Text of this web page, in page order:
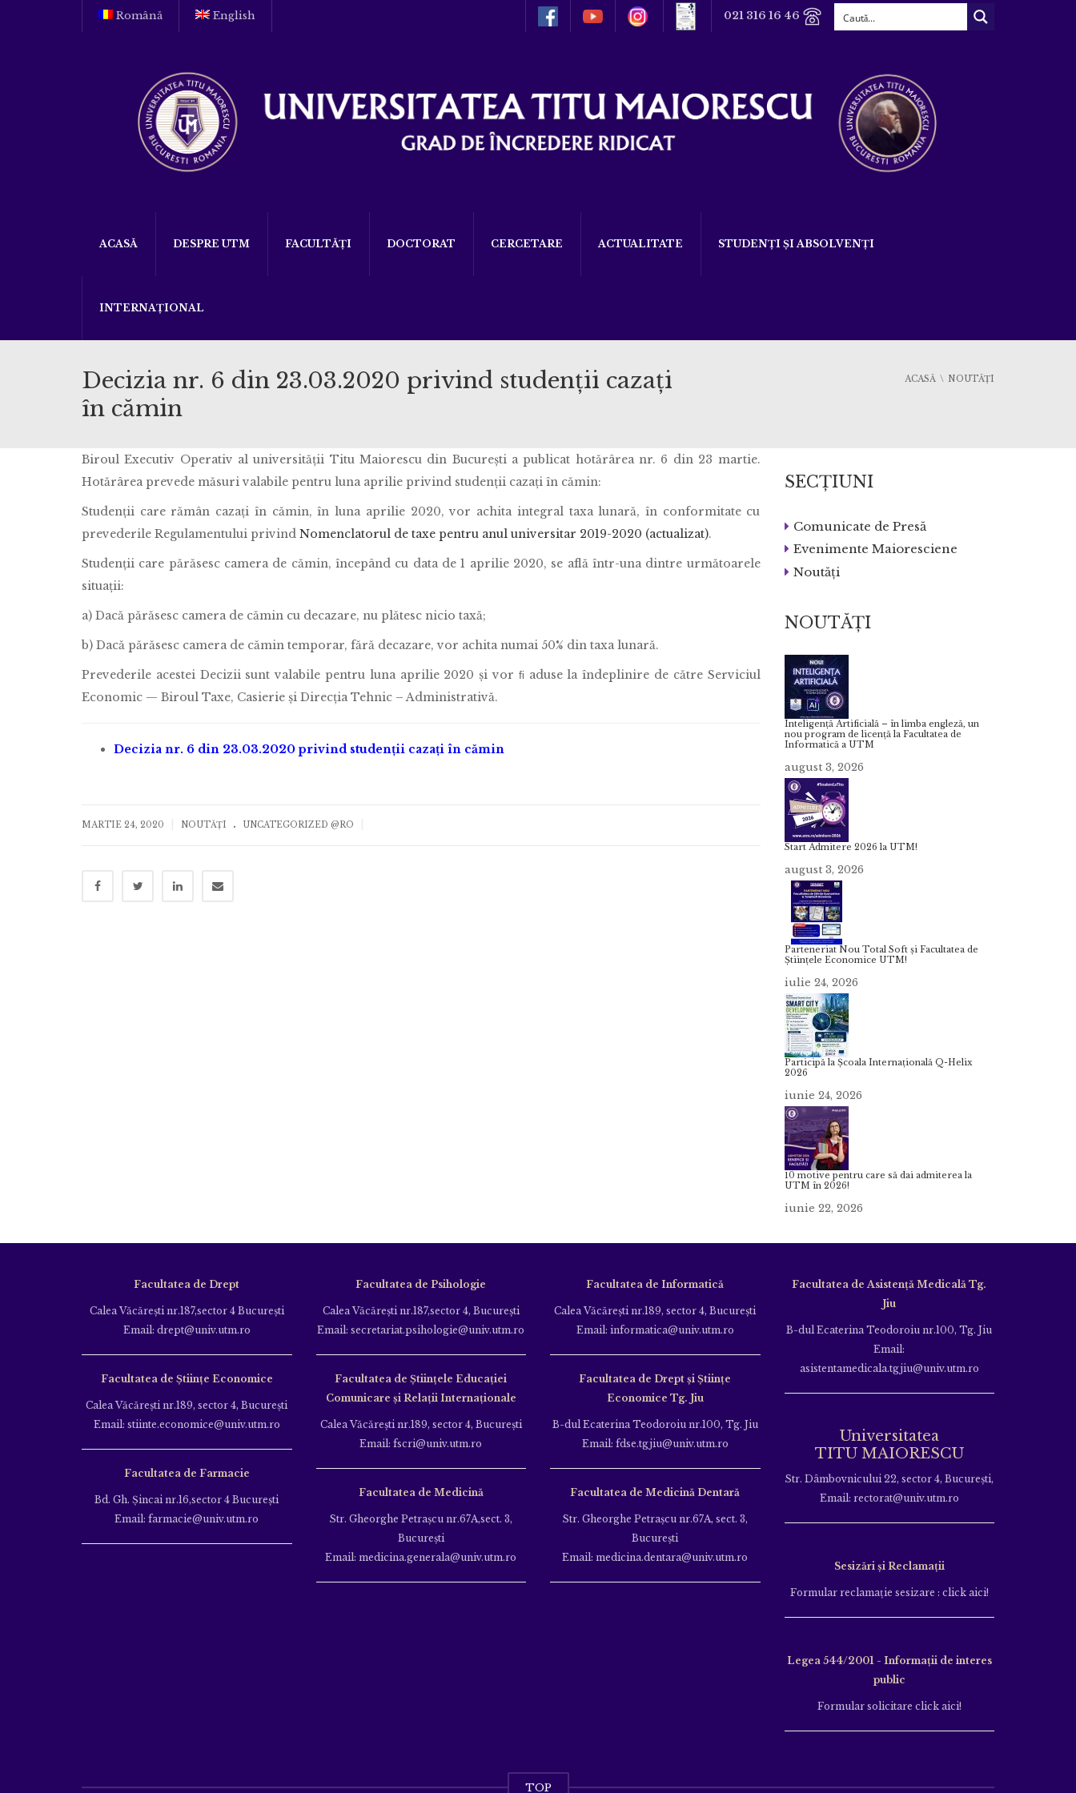
Română English 021 316 16 46
ACASĂ DESPRE UTM FACULTĂȚI DOCTORAT CERCETARE ACTUALITATE STUDENȚI ȘI ABSOLVENȚI
INTERNAȚIONAL
Decizia nr. 6 din 23.03.2020 privind studenții cazați
în cămin
ACASĂ NOUTĂȚI
Biroul Executiv Operativ al universităţii Titu Maiorescu din Bucureşti a publicat hotărârea nr. 6 din 23 martie.
Hotărârea prevede măsuri valabile pentru luna aprilie privind studenții cazați în cămin:
Studenții care rămân cazați în cămin, în luna aprilie 2020, vor achita integral taxa lunară, în conformitate cu
prevederile Regulamentului privind Nomenclatorul de taxe pentru anul universitar 2019-2020 (actualizat).
Studenții care părăsesc camera de cămin, începând cu data de 1 aprilie 2020, se află într-una dintre următoarele
situații:
a) Dacă părăsesc camera de cămin cu decazare, nu plătesc nicio taxă;
b) Dacă părăsesc camera de cămin temporar, fără decazare, vor achita numai 50% din taxa lunară.
Prevederile acestei Decizii sunt valabile pentru luna aprilie 2020 și vor ﬁ aduse la îndeplinire de către Serviciul
Economic — Biroul Taxe, Casierie și Direcția Tehnic – Administrativă.
Decizia nr. 6 din 23.03.2020 privind studenții cazați în cămin
MARTIE 24, 2020 NOUTĂȚI . UNCATEGORIZED @RO
SECȚIUNI
Comunicate de Presă
Evenimente Maioresciene
Noutăți
NOUTĂȚI
Inteligență Artificială – în limba engleză, un
nou program de licență la Facultatea de
Informatică a UTM
august 3, 2026
Start Admitere 2026 la UTM!
august 3, 2026
Parteneriat Nou Total Soft și Facultatea de
Științele Economice UTM!
iulie 24, 2026
Participă la Școala Internațională Q-Helix
2026
iunie 24, 2026
10 motive pentru care să dai admiterea la
UTM în 2026!
iunie 22, 2026
Facultatea de Drept
Calea Văcăreşti nr.187,sector 4 Bucureşti
Email: drept@univ.utm.ro
Facultatea de Științe Economice
Calea Văcăreşti nr.189, sector 4, Bucureşti
Email: stiinte.economice@univ.utm.ro
Facultatea de Farmacie
Bd. Gh. Şincai nr.16,sector 4 Bucureşti
Email: farmacie@univ.utm.ro
Facultatea de Psihologie
Calea Văcăreşti nr.187,sector 4, Bucureşti
Email: secretariat.psihologie@univ.utm.ro
Facultatea de Ştiinţele Educației
Comunicare și Relații Internaționale
Calea Văcăreşti nr.189, sector 4, Bucureşti
Email: fscri@univ.utm.ro
Facultatea de Medicină
Str. Gheorghe Petraşcu nr.67A,sect. 3,
Bucureşti
Email: medicina.generala@univ.utm.ro
Facultatea de Informatică
Calea Văcăreşti nr.189, sector 4, Bucureşti
Email: informatica@univ.utm.ro
Facultatea de Drept și Științe
Economice Tg. Jiu
B-dul Ecaterina Teodoroiu nr.100, Tg. Jiu
Email: fdse.tgjiu@univ.utm.ro
Facultatea de Medicină Dentară
Str. Gheorghe Petraşcu nr.67A, sect. 3,
Bucureşti
Email: medicina.dentara@univ.utm.ro
Facultatea de Asistență Medicală Tg.
Jiu
B-dul Ecaterina Teodoroiu nr.100, Tg. Jiu
Email:
asistentamedicala.tgjiu@univ.utm.ro
Universitatea
TITU MAIORESCU
Str. Dâmbovnicului 22, sector 4, București,
Email: rectorat@univ.utm.ro
Sesizări și Reclamații
Formular reclamație sesizare : click aici!
Legea 544/2001 - Informații de interes
public
Formular solicitare click aici!
TOP